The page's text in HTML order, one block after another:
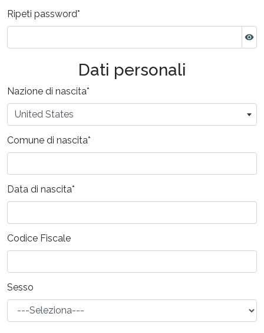
Ripeti password*
Dati personali
Nazione di nascita*
United States
Comune di nascita*
Data di nascita*
Codice Fiscale
Sesso